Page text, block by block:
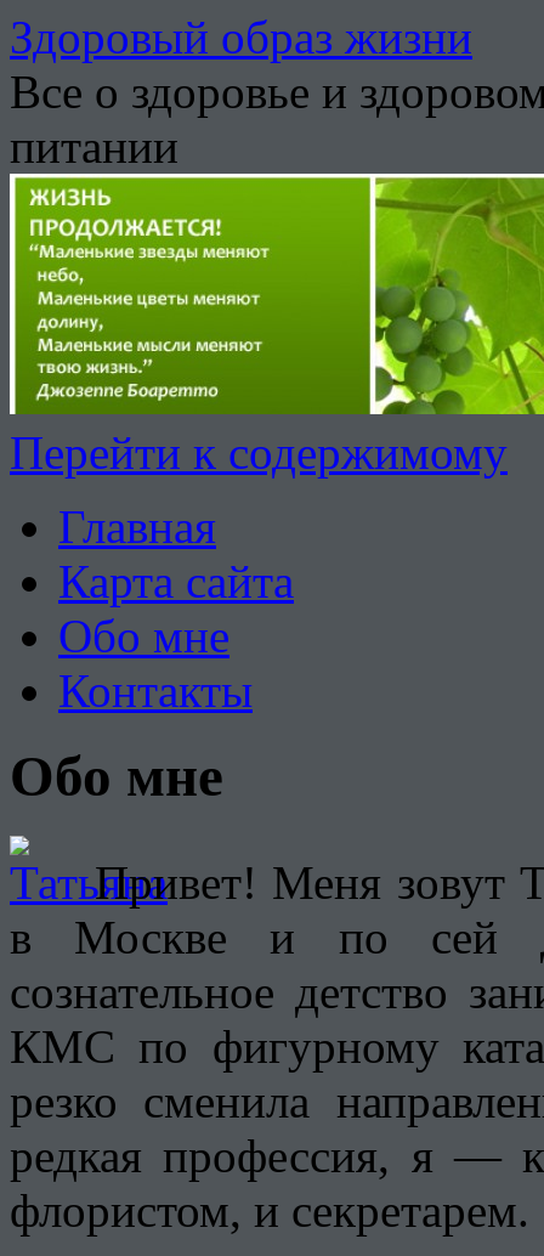
Здоровый образ жизни
Все о здоровье и
питании
Перейти к содержимому
Главная
Карта сайта
Обо мне
Контакты
Обо мне
Привет! Меня зовут
в Москве и по сей
сознательное детство
КМС по фигурному
резко сменила
редкая профессия, я —
флористом, и секретарем.